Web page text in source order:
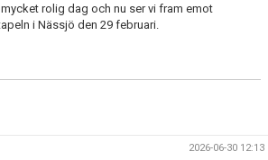
rolig dag och nu ser vi fram emot
i Nässjö den 29 februari.
2026-06-30 12:13